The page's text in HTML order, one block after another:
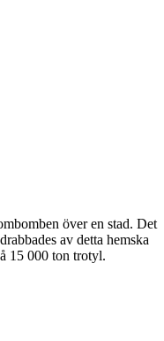
över en stad. Det
av detta hemska
15 000 ton trotyl.